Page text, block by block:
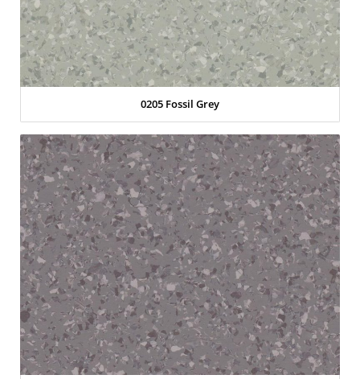
0205 Fossil Grey